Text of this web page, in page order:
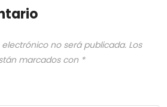
no será publicada. Los
marcados con *